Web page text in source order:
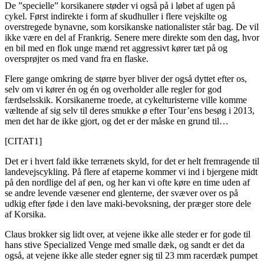
De ”specielle” korsikanere støder vi også på i løbet af ugen på
cykel. Først indirekte i form af skudhuller i flere vejskilte og
overstregede bynavne, som korsikanske nationalister står bag. De vil
ikke være en del af Frankrig. Senere mere direkte som den dag, hvor
en bil med en flok unge mænd ret aggressivt kører tæt på og
oversprøjter os med vand fra en flaske.
Flere gange omkring de større byer bliver der også dyttet efter os,
selv om vi kører én og én og overholder alle regler for god
færdselsskik. Korsikanerne troede, at cykelturisterne ville komme
væltende af sig selv til deres smukke ø efter Tour’ens besøg i 2013,
men det har de ikke gjort, og det er der måske en grund til…
[CITAT1]
Det er i hvert fald ikke terrænets skyld, for det er helt fremragende til
landevejscykling. På flere af etaperne kommer vi ind i bjergene midt
på den nordlige del af øen, og her kan vi ofte køre en time uden af
se andre levende væsener end glenterne, der svæver over os på
udkig efter føde i den lave maki-bevoksning, der præger store dele
af Korsika.
Claus brokker sig lidt over, at vejene ikke alle steder er for gode til
hans stive Specialized Venge med smalle dæk, og sandt er det da
også, at vejene ikke alle steder egner sig til 23 mm racerdæk pumpet